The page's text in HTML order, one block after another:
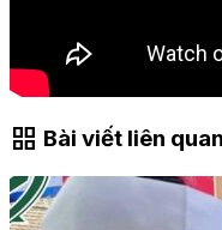
grid_view Bài viết liên quan